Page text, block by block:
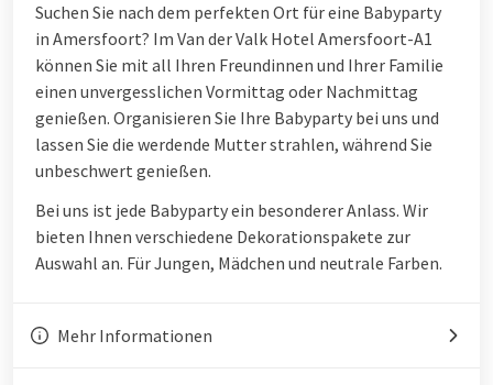
Suchen Sie nach dem perfekten Ort für eine Babyparty
in Amersfoort? Im Van der Valk Hotel Amersfoort-A1
können Sie mit all Ihren Freundinnen und Ihrer Familie
einen unvergesslichen Vormittag oder Nachmittag
genießen. Organisieren Sie Ihre Babyparty bei uns und
lassen Sie die werdende Mutter strahlen, während Sie
unbeschwert genießen.
Bei uns ist jede Babyparty ein besonderer Anlass. Wir
bieten Ihnen verschiedene Dekorationspakete zur
Auswahl an. Für Jungen, Mädchen und neutrale Farben.
Mehr Informationen